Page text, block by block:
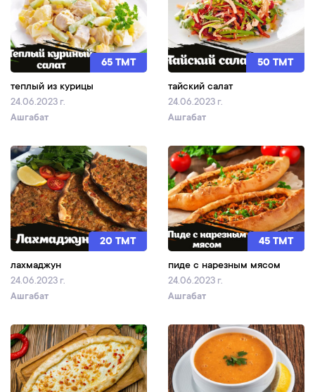
65 TMT
теплый из курицы
24.06.2023 г.
Ашгабат
50 TMT
тайский салат
24.06.2023 г.
Ашгабат
20 TMT
лахмаджун
24.06.2023 г.
Ашгабат
45 TMT
пиде с нарезным мясом
24.06.2023 г.
Ашгабат